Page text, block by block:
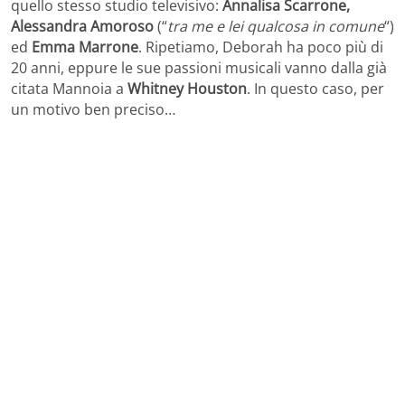
quello stesso studio televisivo: Annalisa Scarrone,
Alessandra Amoroso(“tra me e lei qualcosa in comune“)
ed Emma Marrone. Ripetiamo, Deborah ha poco più di
20 anni, eppure le sue passioni musicali vanno dalla già
citata Mannoia a Whitney Houston. In questo caso, per
un motivo ben preciso…